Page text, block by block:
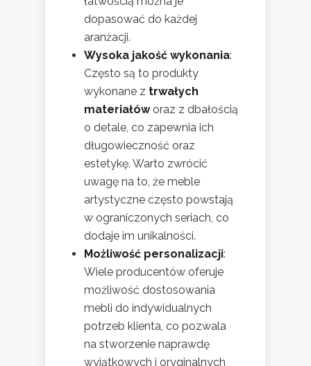
dopasować do każdej
aranżacji.
Wysoka jakość wykonania:
Często są to produkty
wykonane z trwałych
materiałóworaz z dbałością
o detale, co zapewnia ich
długowieczność oraz
estetykę. Warto zwrócić
uwagę na to, że meble
artystyczne często powstają
w ograniczonych seriach, co
dodaje im unikalności.
Możliwość personalizacji:
Wiele producentów oferuje
możliwość dostosowania
mebli do indywidualnych
potrzeb klienta, co pozwala
na stworzenie naprawdę
wyjątkowych i oryginalnych